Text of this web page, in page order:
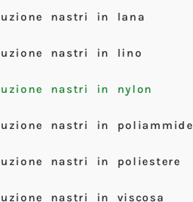
nastri in lana
nastri in lino
nastri in nylon
nastri in poliammide
nastri in poliestere
nastri in viscosa